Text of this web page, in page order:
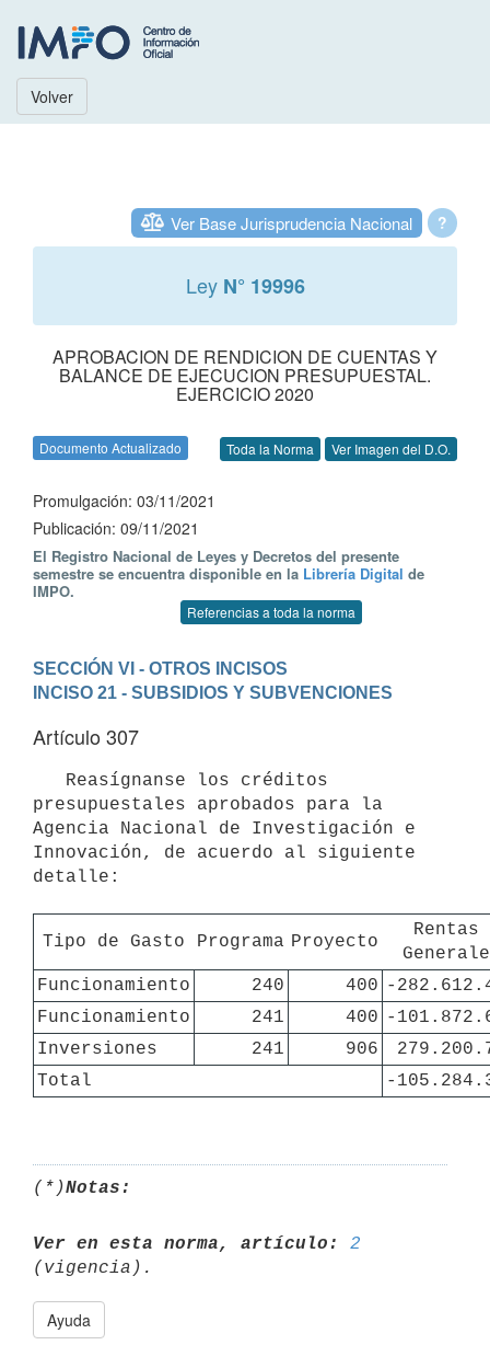
Volver
?
Ver Base Jurisprudencia Nacional
Ley N° 19996
APROBACION DE RENDICION DE CUENTAS Y
BALANCE DE EJECUCION PRESUPUESTAL.
EJERCICIO 2020
Documento Actualizado Toda la Norma Ver Imagen del D.O.
Promulgación: 03/11/2021
Publicación: 09/11/2021
El Registro Nacional de Leyes y Decretos del presente
semestre se encuentra disponible en la Librería Digital de
IMPO.
Referencias a toda la norma
SECCIÓN VI - OTROS INCISOS
INCISO 21 - SUBSIDIOS Y SUBVENCIONES
Artículo 307
presupuestales aprobados para la
Agencia Nacional de Investigación e
Innovación, de acuerdo al siguiente
detalle:
Tipo de Gasto Programa Proyecto
Rentas
Funcionamiento
240 400 -
Funcionamiento
241 400 -
Inversiones
241 906
Total
-
(*)Notas:
Ver en esta norma, artículo:
2
Ayuda